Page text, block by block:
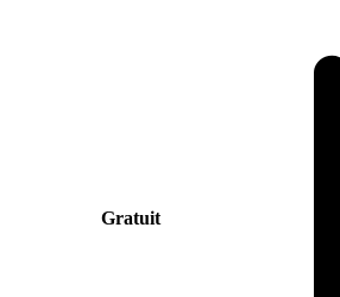
Gratuit